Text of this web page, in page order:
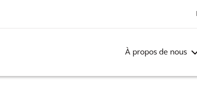
À propos de nous